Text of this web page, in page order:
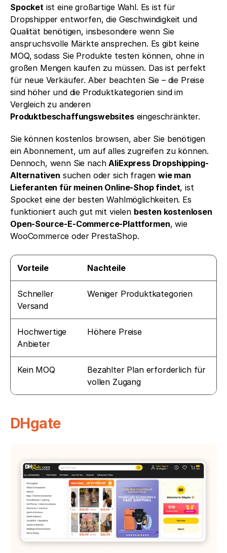
Spocket ist eine großartige Wahl. Es ist für
Dropshipper entworfen, die Geschwindigkeit und
Qualität benötigen, insbesondere wenn Sie
anspruchsvolle Märkte ansprechen. Es gibt keine
MOQ, sodass Sie Produkte testen können, ohne in
großen Mengen kaufen zu müssen. Das ist perfekt
für neue Verkäufer. Aber beachten Sie – die Preise
sind höher und die Produktkategorien sind im
Vergleich zu anderen
Produktbeschaffungswebsites eingeschränkter.
Sie können kostenlos browsen, aber Sie benötigen
ein Abonnement, um auf alles zugreifen zu können.
Dennoch, wenn Sie nach AliExpress Dropshipping-
Alternativen suchen oder sich fragen wie man
Lieferanten für meinen Online-Shop findet, ist
Spocket eine der besten Wahlmöglichkeiten. Es
funktioniert auch gut mit vielen besten kostenlosen
Open-Source-E-Commerce-Plattformen, wie
WooCommerce oder PrestaShop.
Vorteile Nachteile
Schneller
Versand
Weniger Produktkategorien
Hochwertige
Anbieter
Höhere Preise
Kein MOQ
Bezahlter Plan erforderlich für
vollen Zugang
DHgate